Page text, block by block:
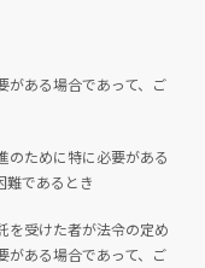
がある場合であって、ご
のために特に必要がある
難であるとき
を受けた者が法令の定め
がある場合であって、ご